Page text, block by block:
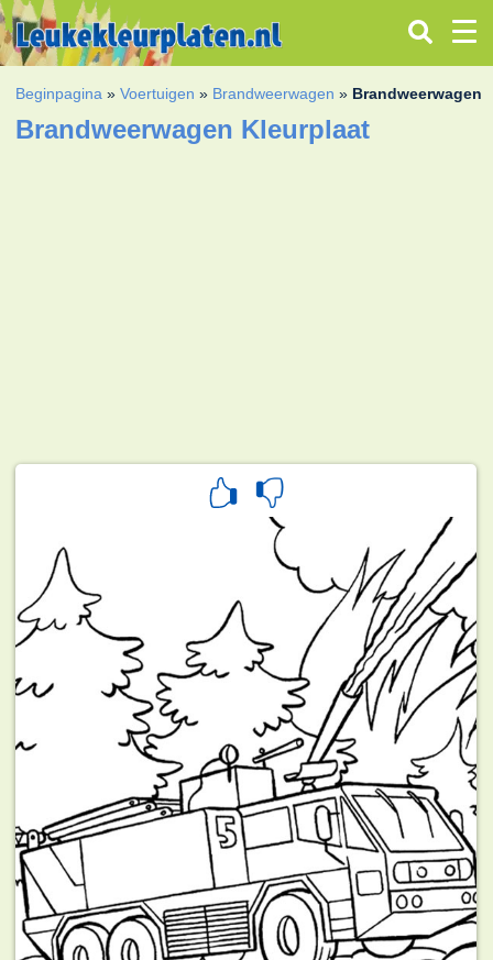
Beginpagina »Voertuigen » Brandweerwagen » Brandweerwagen
Brandweerwagen Kleurplaat